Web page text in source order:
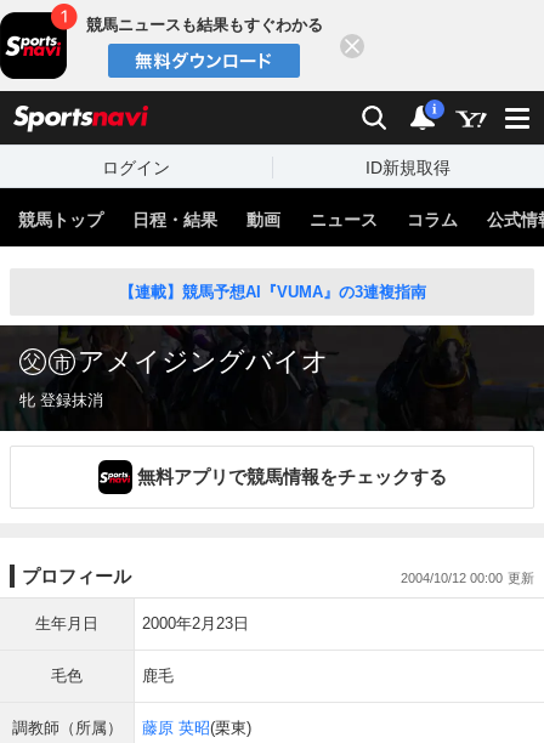
競馬ニュースも結果もすぐわかる
検索 通知
i
ログイン ID新規取得
競馬トップ 日程・結果 動画 ニュース コラム 公式情
【連載】競馬予想AI『VUMA』の3連複指南
アメイジングバイオ
牝 登録抹消
無料アプリで競馬情報をチェックする
プロフィール 2004/10/12 00:00
生年月日 2000年2月23日
毛色 鹿毛
調教師（所属） 藤原 英昭(栗東)